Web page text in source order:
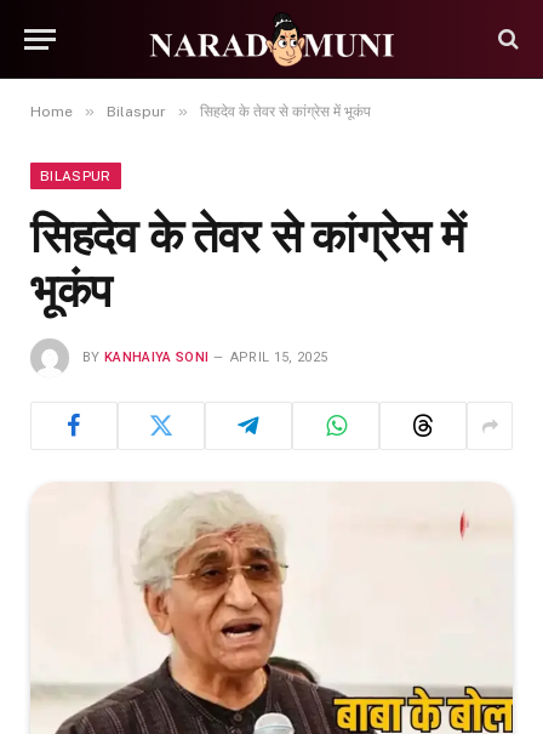
Home » Bilaspur » सिहदेव के तेवर से कांग्रेस में भूकंप
BILASPUR
सिहदेव के तेवर से कांग्रेस में
भूकंप
BY KANHAIYA SONI APRIL 15, 2025